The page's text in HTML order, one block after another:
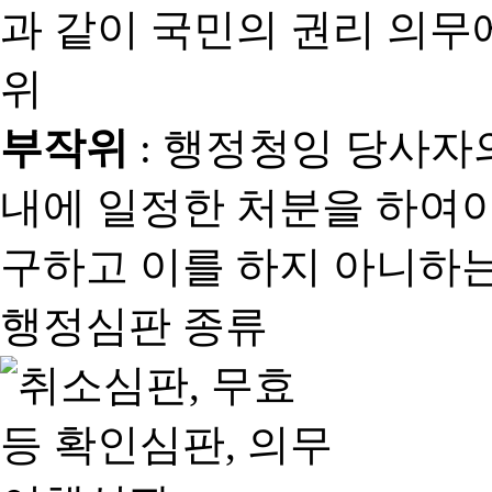
과 같이 국민의 권리 의
위
부작위 : 행정청잉 당사자
내에 일정한 처분을 하여
구하고 이를 하지 아니하
행정심판 종류